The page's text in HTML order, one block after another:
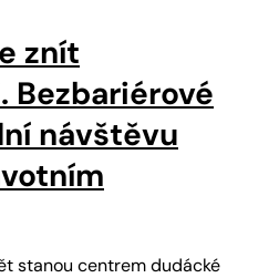
znít
Bezbariérové
návštěvu
stanou centrem dudácké